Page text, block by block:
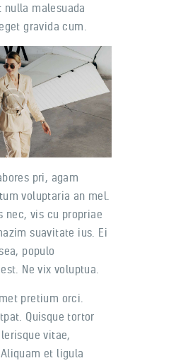
nulla malesuada
gravida cum.
pri, agam
voluptaria an mel.
nec, vis cu propriae
suavitate ius. Ei
populo
Ne vix voluptua.
pretium orci.
Quisque tortor
vitae,
et ligula